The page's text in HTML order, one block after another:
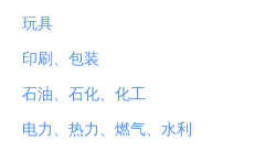
玩具
印刷、包装
石油、石化、化工
电力、热力、燃气、水利